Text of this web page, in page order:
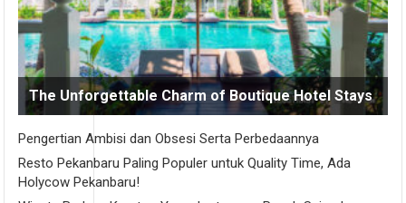
The Unforgettable Charm of Boutique Hotel Stays
Pengertian Ambisi dan Obsesi Serta Perbedaannya
Resto Pekanbaru Paling Populer untuk Quality Time, Ada
Holycow Pekanbaru!